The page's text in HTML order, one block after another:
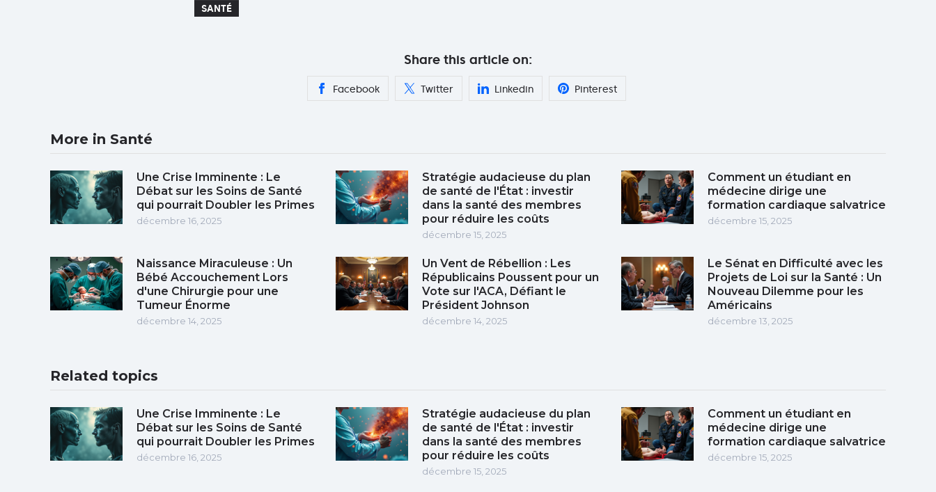
SANTÉ
Share this article on:
Facebook Twitter Linkedin Pinterest
More in Santé
Une Crise Imminente : Le
Débat sur les Soins de Santé
qui pourrait Doubler les Primes
décembre 16, 2025
Stratégie audacieuse du plan
de santé de l'État : investir
dans la santé des membres
pour réduire les coûts
décembre 15, 2025
Comment un étudiant en
médecine dirige une
formation cardiaque salvatrice
décembre 15, 2025
Naissance Miraculeuse : Un
Bébé Accouchement Lors
d'une Chirurgie pour une
Tumeur Énorme
décembre 14, 2025
Un Vent de Rébellion : Les
Républicains Poussent pour un
Vote sur l'ACA, Défiant le
Président Johnson
décembre 14, 2025
Le Sénat en Difficulté avec les
Projets de Loi sur la Santé : Un
Nouveau Dilemme pour les
Américains
décembre 13, 2025
Related topics
Une Crise Imminente : Le
Débat sur les Soins de Santé
qui pourrait Doubler les Primes
décembre 16, 2025
Stratégie audacieuse du plan
de santé de l'État : investir
dans la santé des membres
pour réduire les coûts
décembre 15, 2025
Comment un étudiant en
médecine dirige une
formation cardiaque salvatrice
décembre 15, 2025